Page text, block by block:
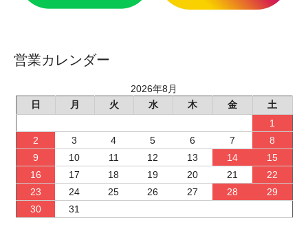
営業カレンダー
2026年8月
日
月 火 水 木 金
土
1
2
3 4 5 6 7
8
9
10 11 12 13 14
15
16
17 18 19 20 21
22
23
24 25 26 27 28
29
30
31